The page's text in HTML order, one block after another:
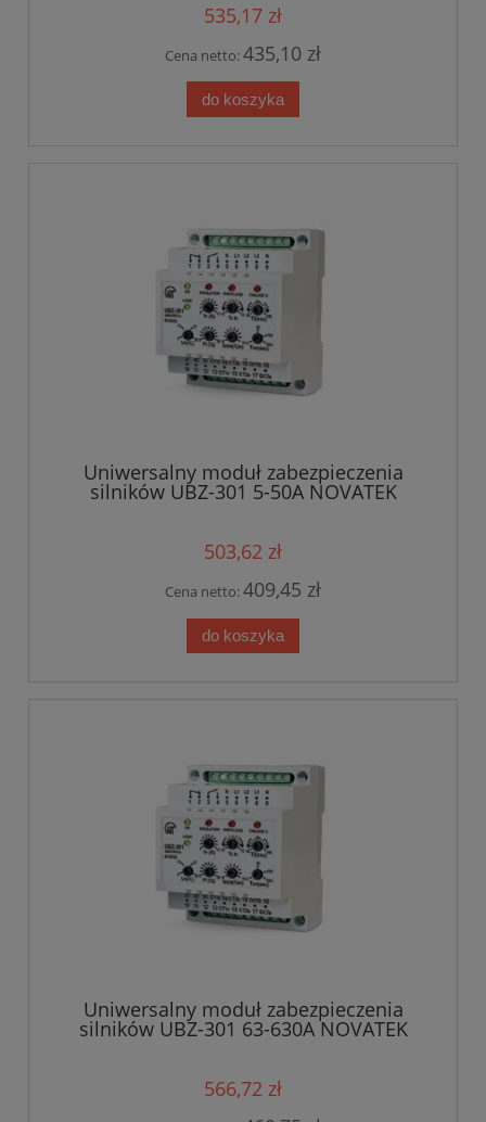
535,17 zł
Cena netto:435,10 zł
do koszyka
Uniwersalny moduł zabezpieczenia
silników UBZ-301 5-50A NOVATEK
503,62 zł
Cena netto:409,45 zł
do koszyka
Uniwersalny moduł zabezpieczenia
silników UBZ-301 63-630A NOVATEK
566,72 zł